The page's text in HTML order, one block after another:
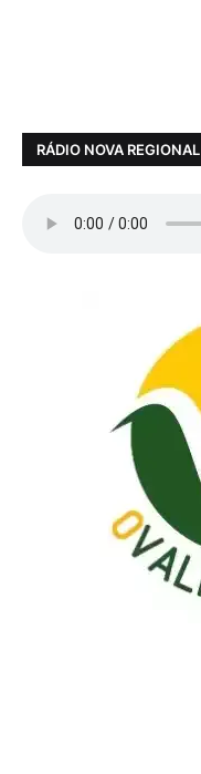
RÁDIO NOVA REGIONAL